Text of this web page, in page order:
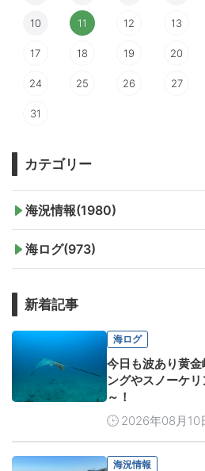
10 11 12 13
17 18 19 20
24 25 26 27
31
カテゴリー
海況情報(1980)
海ログ(973)
新着記事
海ログ
今日も波あり黄
ングやスノーケ
～！
2026年08月10
海況情報